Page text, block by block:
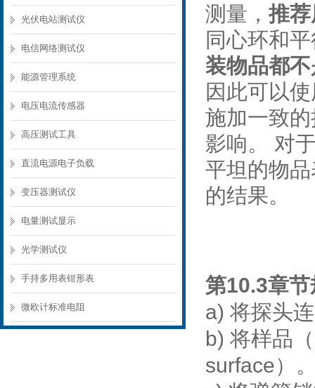
光伏电站测试仪
电信网络测试仪
能源管理系统
电压电流传感器
高压测试工具
直流电源电子负载
变压器测试仪
电量测试显示
光学测试仪
手持多用表钳形表
微欧计标准电阻
测量， 推
同心环和
装物品都
因此可以
施加一致
影响。 对
平坦的物
的结果。
第10.3章节
a) 将探头
b) 将样品（
surface）